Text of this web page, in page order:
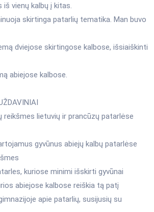
vienų kalbų į kitas.
skirtinga patarlių tematika. Man buvo
dviejose skirtingose kalbose, išsiaiškinti
abiejose kalbose.
reikšmes lietuvių ir prancūzų patarlėse
gyvūnus abiejų kalbų patarlėse
kuriose minimi išskirti gyvūnai
abiejose kalbose reiškia tą patį
apie patarlių, susijusių su